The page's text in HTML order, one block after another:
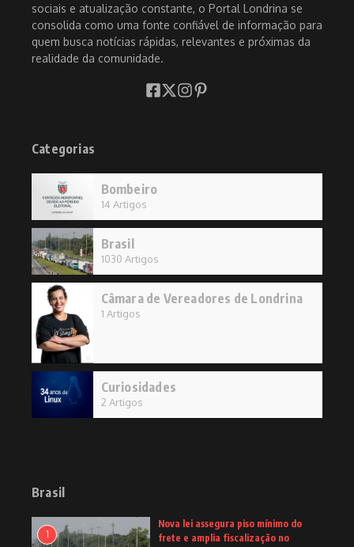
sociais e atualização constante, o Portal Londrina se
consolida como uma fonte confiável de informação para
quem busca notícias rápidas, relevantes e próximas da
realidade da comunidade.
Categorias
Bombeiro
14 Artigos
Brasil
1030 Artigos
Câmara de Vereadores de Londrina
1 Artigos
Curiosidades
2 Artigos
Brasil
1
Nova lei assegura piso mínimo do
frete e amplia fiscalização no